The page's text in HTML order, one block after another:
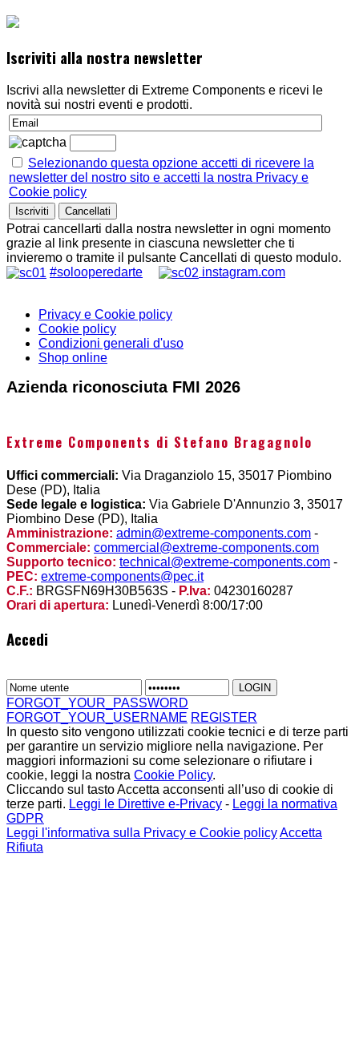
Iscriviti alla nostra newsletter
Iscrivi alla newsletter di Extreme Components e ricevi le
novità sui nostri eventi e prodotti.
Selezionando questa opzione accetti di ricevere la
newsletter del nostro sito e accetti la nostra Privacy e
Cookie policy
Potrai cancellarti dalla nostra newsletter in ogni momento
grazie al link presente in ciascuna newsletter che ti
invieremo o tramite il pulsante Cancellati di questo modulo.
#solooperedarte
instagram.com
Privacy e Cookie policy
Cookie policy
Condizioni generali d'uso
Shop online
Azienda riconosciuta FMI 2026
Extreme Components di Stefano Bragagnolo
Uffici commerciali: Via Draganziolo 15, 35017 Piombino
Dese (PD), Italia
Sede legale e logistica: Via Gabriele D'Annunzio 3, 35017
Piombino Dese (PD), Italia
Amministrazione: admin@extreme-components.com -
Commerciale: commercial@extreme-components.com
Supporto tecnico: technical@extreme-components.com -
PEC: extreme-components@pec.it
C.F.: BRGSFN69H30B563S - P.Iva: 04230160287
Orari di apertura: Lunedì-Venerdì 8:00/17:00
Accedi
FORGOT_YOUR_PASSWORD
FORGOT_YOUR_USERNAME REGISTER
In questo sito vengono utilizzati cookie tecnici e di terze parti
per garantire un servizio migliore nella navigazione. Per
maggiori informazioni su come selezionare o rifiutare i
cookie, leggi la nostra Cookie Policy.
Cliccando sul tasto Accetta acconsenti all’uso di cookie di
terze parti. Leggi le Direttive e-Privacy - Leggi la normativa
GDPR
Leggi l'informativa sulla Privacy e Cookie policyAccetta
Rifiuta